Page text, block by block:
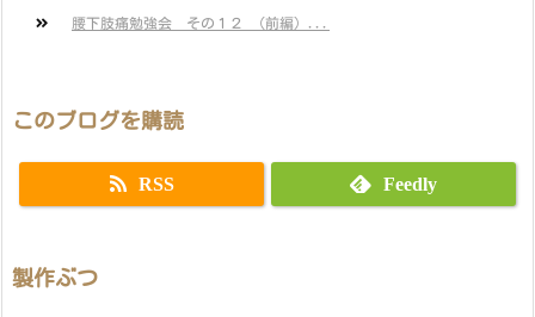
腰下肢痛勉強会 その１２ （前編）...
このブログを購読
RSS Feedly
製作ぶつ